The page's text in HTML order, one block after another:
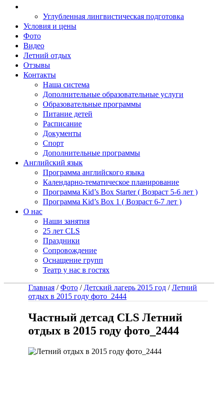
Углубленная лингвистическая подготовка
Условия и цены
Фото
Видео
Летний отдых
Отзывы
Контакты
Наша система
Дополнительные образовательные услуги
Образовательные программы
Питание детей
Расписание
Документы
Спорт
Дополнительные программы
Английский язык
Программа английского языка
Календарно-тематическое планирование
Программа Kid’s Box Starter ( Возраст 5-6 лет )
Программа Kid’s Box 1 ( Возраст 6-7 лет )
О нас
Наши занятия
25 лет CLS
Праздники
Сопровождение
Оснащение групп
Театр у нас в гостях
Главная /Фото / Детский лагерь 2015 год /Летний
отдых в 2015 году фото_2444
Частный детсад CLS Летний
отдых в 2015 году фото_2444